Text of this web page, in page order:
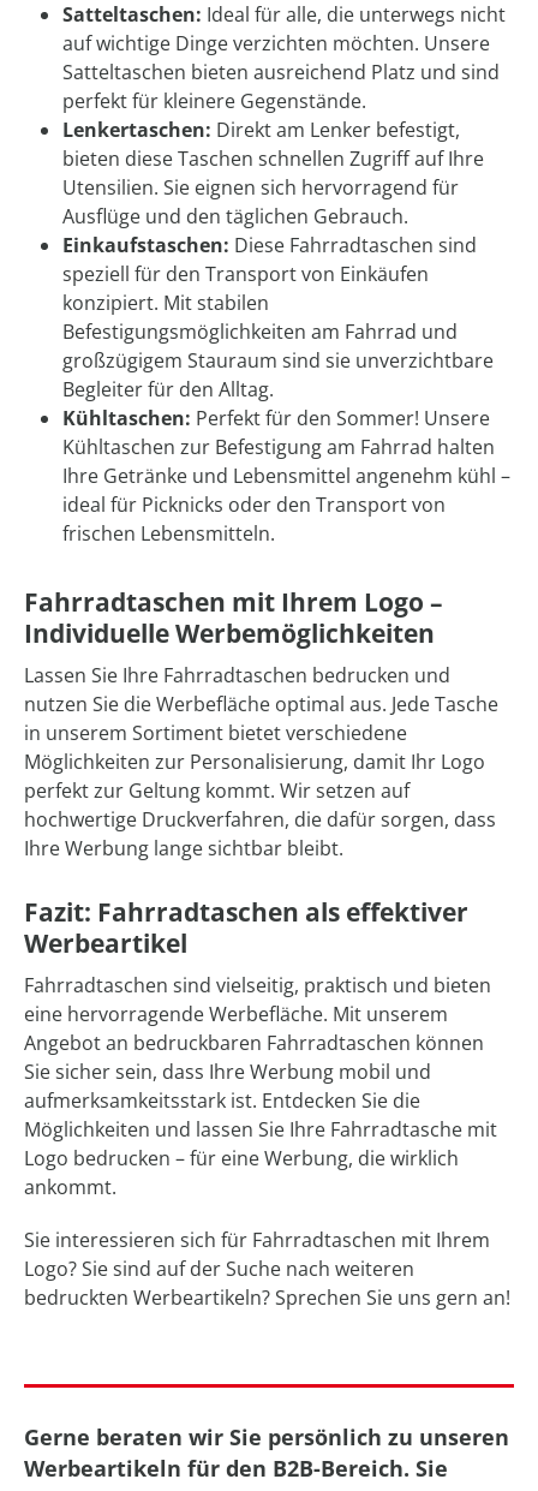
Satteltaschen: Ideal für alle, die unterwegs nicht
auf wichtige Dinge verzichten möchten. Unsere
Satteltaschen bieten ausreichend Platz und sind
perfekt für kleinere Gegenstände.
Lenkertaschen: Direkt am Lenker befestigt,
bieten diese Taschen schnellen Zugriff auf Ihre
Utensilien. Sie eignen sich hervorragend für
Ausflüge und den täglichen Gebrauch.
Einkaufstaschen: Diese Fahrradtaschen sind
speziell für den Transport von Einkäufen
konzipiert. Mit stabilen
Befestigungsmöglichkeiten am Fahrrad und
großzügigem Stauraum sind sie unverzichtbare
Begleiter für den Alltag.
Kühltaschen: Perfekt für den Sommer! Unsere
Kühltaschen zur Befestigung am Fahrrad halten
Ihre Getränke und Lebensmittel angenehm kühl –
ideal für Picknicks oder den Transport von
frischen Lebensmitteln.
Fahrradtaschen mit Ihrem Logo –
Individuelle Werbemöglichkeiten
Lassen Sie Ihre Fahrradtaschen bedrucken und
nutzen Sie die Werbefläche optimal aus. Jede Tasche
in unserem Sortiment bietet verschiedene
Möglichkeiten zur Personalisierung, damit Ihr Logo
perfekt zur Geltung kommt. Wir setzen auf
hochwertige Druckverfahren, die dafür sorgen, dass
Ihre Werbung lange sichtbar bleibt.
Fazit: Fahrradtaschen als effektiver
Werbeartikel
Fahrradtaschen sind vielseitig, praktisch und bieten
eine hervorragende Werbefläche. Mit unserem
Angebot an bedruckbaren Fahrradtaschen können
Sie sicher sein, dass Ihre Werbung mobil und
aufmerksamkeitsstark ist. Entdecken Sie die
Möglichkeiten und lassen Sie Ihre Fahrradtasche mit
Logo bedrucken – für eine Werbung, die wirklich
ankommt.
Sie interessieren sich für Fahrradtaschen mit Ihrem
Logo? Sie sind auf der Suche nach weiteren
bedruckten Werbeartikeln? Sprechen Sie uns gern an!
Gerne beraten wir Sie persönlich zu unseren
Werbeartikeln für den B2B-Bereich. Sie